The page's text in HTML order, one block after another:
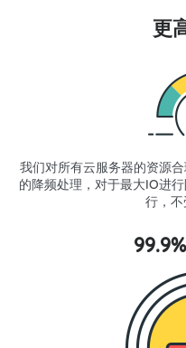
更
我们对所有云服务器的资源
的降频处理，对于最大IO进
行，不